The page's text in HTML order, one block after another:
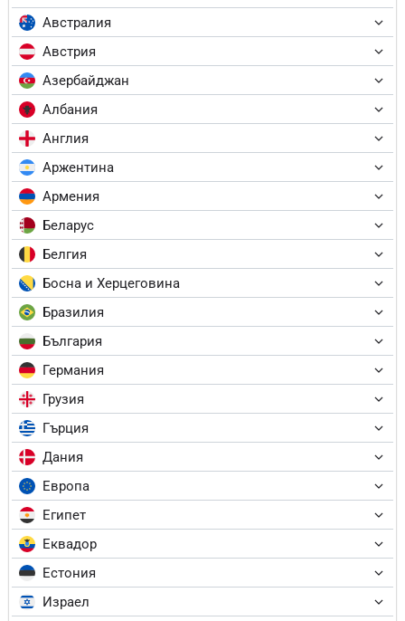
Австралия
Австрия
Азербайджан
Албания
Англия
Аржентина
Армения
Беларус
Белгия
Босна и Херцеговина
Бразилия
България
Германия
Грузия
Гърция
Дания
Европа
Египет
Еквадор
Естония
Израел